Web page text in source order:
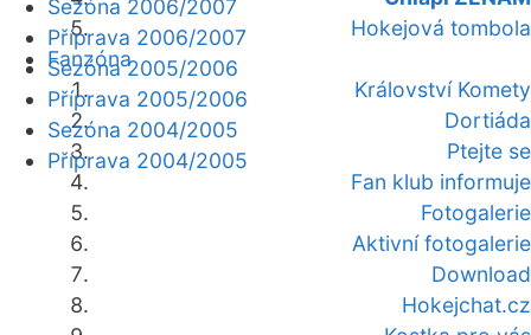
Hokejová tombola
Fanzóna
Království Komety
Dortiáda
Ptejte se
Fan klub informuje
Fotogalerie
Aktivní fotogalerie
Download
Hokejchat.cz
Sezóna 2006/2007
Příprava 2006/2007
Sezóna 2005/2006
Příprava 2005/2006
Sezóna 2004/2005
Příprava 2004/2005